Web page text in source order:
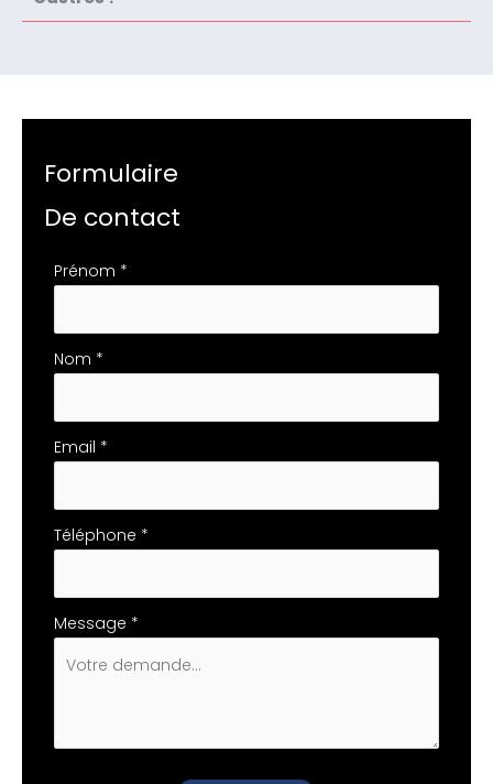
Formulaire
De contact
Formulaire
avec
téléphone
Prénom *
Nom *
Email *
Téléphone *
Message *